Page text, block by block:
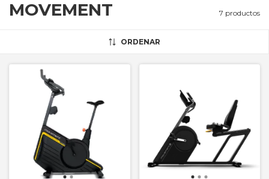
MOVEMENT
7 productos
ORDENAR